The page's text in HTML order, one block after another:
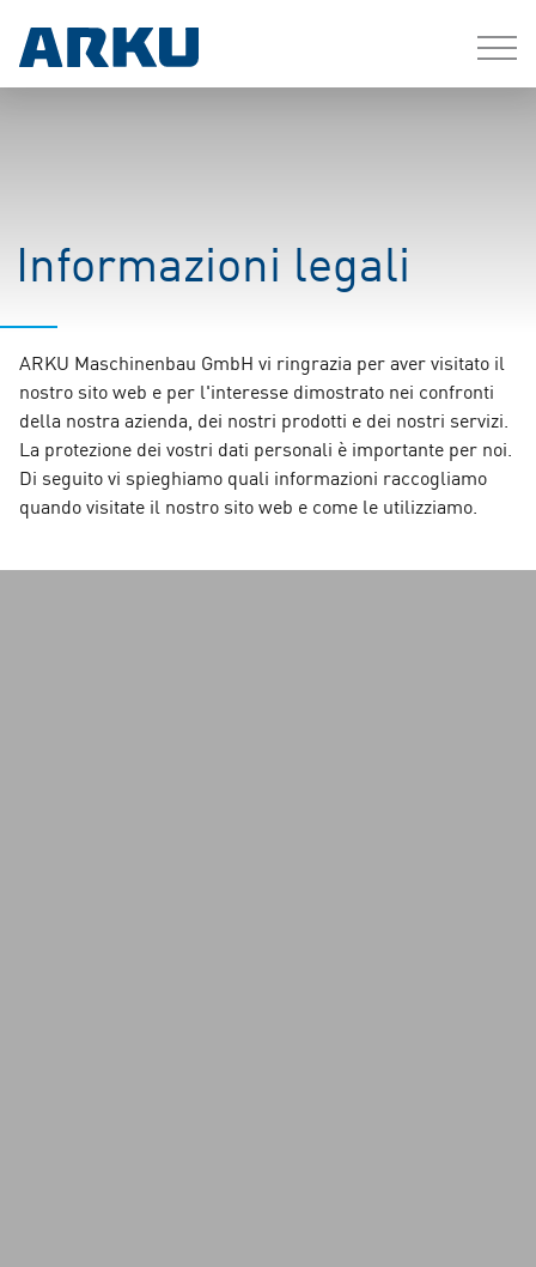
Informazioni legali
ARKU Maschinenbau GmbH vi ringrazia per aver visitato il
nostro sito web e per l'interesse dimostrato nei confronti
della nostra azienda, dei nostri prodotti e dei nostri servizi.
La protezione dei vostri dati personali è importante per noi.
Di seguito vi spieghiamo quali informazioni raccogliamo
quando visitate il nostro sito web e come le utilizziamo.